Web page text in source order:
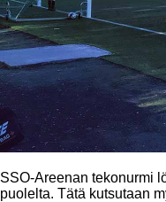
SSO-Areenan tekonurmi
puolelta. Tätä kutsutaan